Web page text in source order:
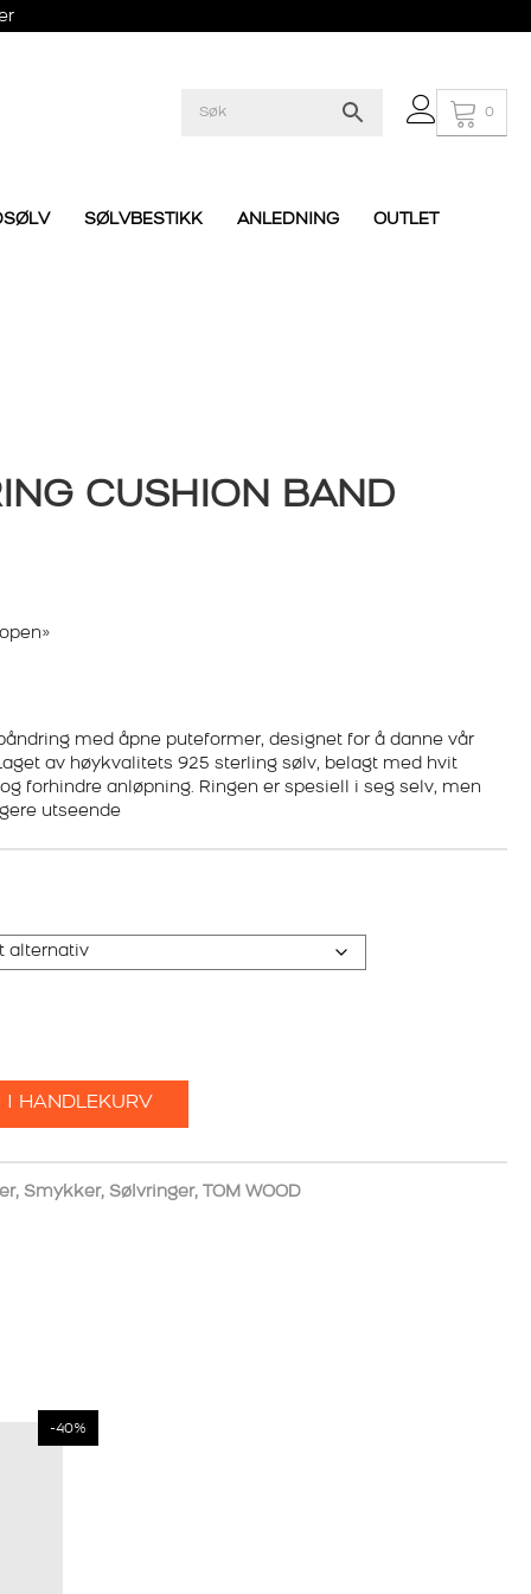
0
SØLVBESTIKK ANLEDNING
OUTLET
CUSHION BAND
med åpne puteformer, designet for å danne vår
av høykvalitets 925 sterling sølv, belagt med hvit
forhindre anløpning. Ringen er spesiell i seg selv, men
utseende
I HANDLEKURV
, Smykker, Sølvringer, TOM WOOD
-40%